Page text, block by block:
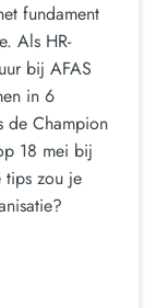
fundament
Als HR-
bij AFAS
in 6
de Champion
18 mei bij
tips zou je